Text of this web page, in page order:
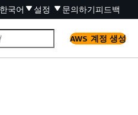
한국어 설정 문의하기피드백
AWS 계정 생성